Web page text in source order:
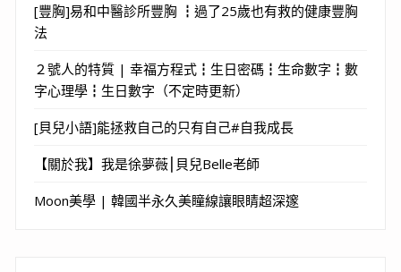
[豐胸]易和中醫診所豐胸 ┇過了25歲也有救的健康豐胸
法
２號人的特質 | 幸福方程式┇生日密碼┇生命數字┇數
字心理學┇生日數字（不定時更新）
[貝兒小語]能拯救自己的只有自己#自我成長
【關於我】我是徐夢薇⎮貝兒Belle老師
Moon美學 | 韓國半永久美瞳線讓眼睛超深邃